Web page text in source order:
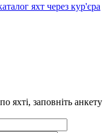
яхт через кур'єра
яхті, заповніть анкету